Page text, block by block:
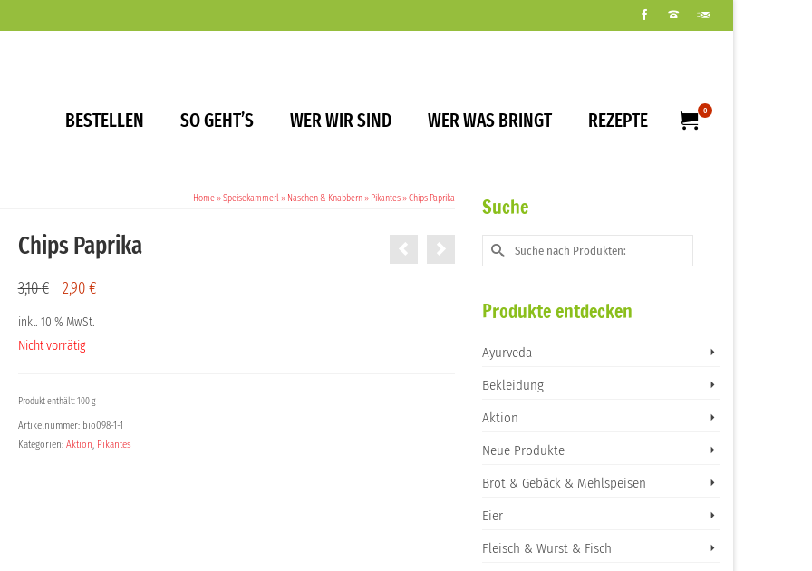
BESTELLEN SO GEHT’S WER WIR SIND WER WAS BRINGT REZEPTE 0
Home » Speisekammerl » Naschen & Knabbern » Pikantes » Chips Paprika
Chips Paprika
3,10€
Ursprünglicher
war:
3,10 €
2,90€Aktueller
inkl. 10 % MwSt.
Nicht vorrätig
Produkt enthält: 100 g
Artikelnummer: bio098-1-1
Kategorien: Aktion, Pikantes
Suche
Suche
nach:
Produkte entdecken
Ayurveda
Bekleidung
Aktion
Neue Produkte
Brot & Gebäck & Mehlspeisen
Eier
Fleisch & Wurst & Fisch